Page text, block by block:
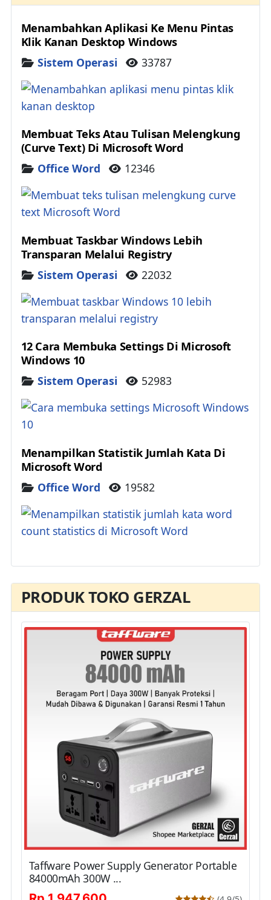
Menambahkan Aplikasi Ke Menu Pintas
Klik Kanan Desktop Windows
Details
Sistem Operasi 33787
Membuat Teks Atau Tulisan Melengkung
(Curve Text) Di Microsoft Word
DetailsOffice Word 12346
Membuat Taskbar Windows Lebih
Transparan Melalui Registry
Details
Sistem Operasi 22032
12 Cara Membuka Settings Di Microsoft
Windows 10
Details
Sistem Operasi 52983
Menampilkan Statistik Jumlah Kata Di
Microsoft Word
DetailsOffice Word 19582
PRODUK TOKO GERZAL
Taffware Power Supply Generator Portable
84000mAh 300W ...